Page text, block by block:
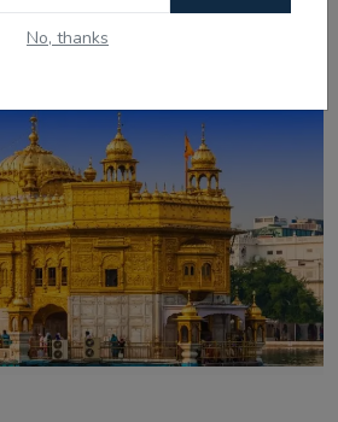
No, thanks
ਘੁਟਾਲਾ: ਦੋਸ਼ੀ ਨਲਿਨੀ ਮਲਿਕ ਨੇ